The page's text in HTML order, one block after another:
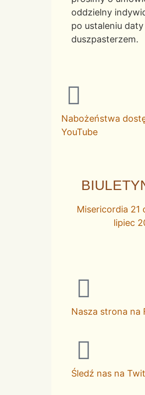
oddzielny
po ustaleniu daty
duszpasterzem.
Nabożeństwa
YouTube
Misericordia 21
lipiec
Nasza strona na
Śledź nas na